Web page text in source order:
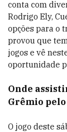
conta com
Rodrigo Ely,
opções para o
provou que
jogos e vê
oportunidade
Onde
Grêmio
O jogo deste